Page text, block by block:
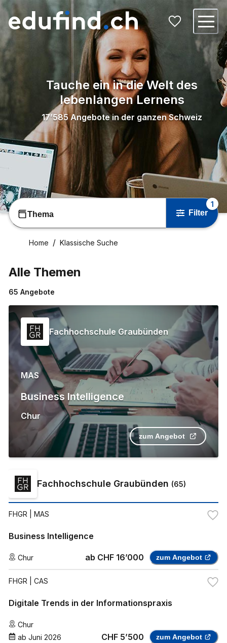
Tauche ein in die Welt des
lebenlangen Lernens
17’585 Angebote in der ganzen Schweiz
Thema Filter
1
Home Klassische Suche
Alle Themen
65 Angebote
Fachhochschule Graubünden
MAS
Business Intelligence
Chur
zum Angebot
Fachhochschule Graubünden (65)
FHGR | MAS
Business Intelligence
Chur ab CHF 16’000 zum Angebot
FHGR | CAS
Digitale Trends in der Informationspraxis
Chur
ab Juni 2026 CHF 5’500 zum Angebot